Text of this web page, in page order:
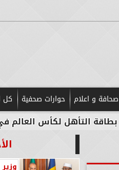
صحافة و اعلام حوارات صحفية كل
لكأس العالم في برجامو